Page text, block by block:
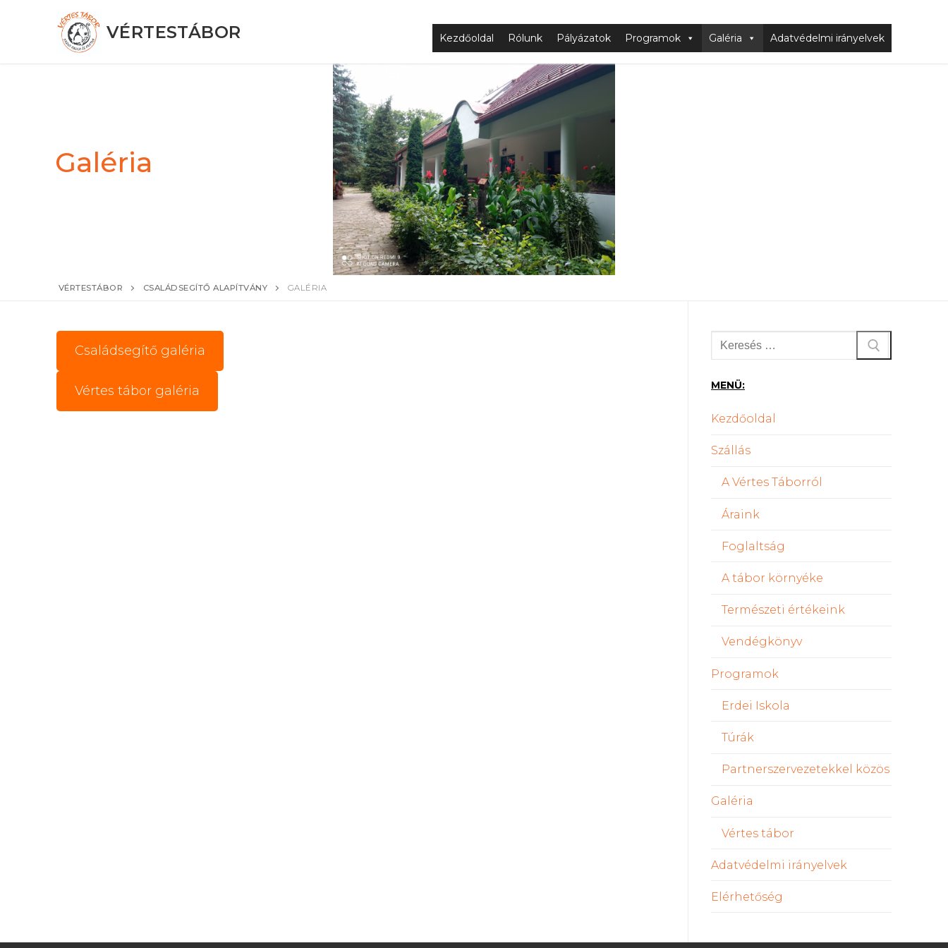
tartalomra
VÉRTESTÁBOR Kezdőoldal Rólunk Pályázatok Programok Galéria Adatvédelmi irányelvek
Galéria
VÉRTESTÁBOR CSALÁDSEGÍTŐ ALAPÍTVÁNY GALÉRIA
Családsegítő galéria
Vértes tábor galéria
Keresése:
MENÜ:
Kezdőoldal
Szállás
A Vértes Táborról
Áraink
Foglaltság
A tábor környéke
Természeti értékeink
Vendégkönyv
Programok
Erdei Iskola
Túrák
Partnerszervezetekkel közös
Galéria
Vértes tábor
Adatvédelmi irányelvek
Elérhetőség